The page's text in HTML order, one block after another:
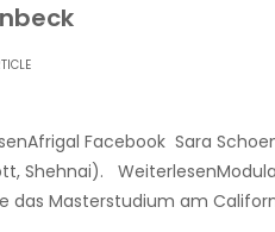
Facebook Sara
Shehnai).
das Masterstudium am